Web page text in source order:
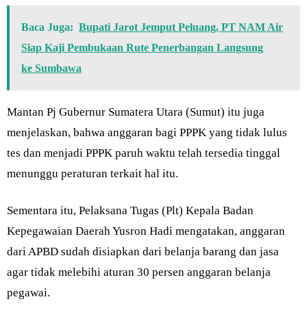
Baca Juga: Bupati Jarot Jemput Peluang, PT NAM Air
Siap Kaji Pembukaan Rute Penerbangan Langsung
ke Sumbawa
Mantan Pj Gubernur Sumatera Utara (Sumut) itu juga
menjelaskan, bahwa anggaran bagi PPPK yang tidak lulus
tes dan menjadi PPPK paruh waktu telah tersedia tinggal
menunggu peraturan terkait hal itu.
Sementara itu, Pelaksana Tugas (Plt) Kepala Badan
Kepegawaian Daerah Yusron Hadi mengatakan, anggaran
dari APBD sudah disiapkan dari belanja barang dan jasa
agar tidak melebihi aturan 30 persen anggaran belanja
pegawai.